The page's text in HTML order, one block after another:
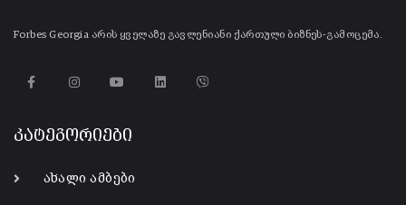
Forbes Georgia არის ყველაზე გავლენიანი ქართული ბიზნეს-გამოცემა.
კატეგორიები
ახალი ამბები